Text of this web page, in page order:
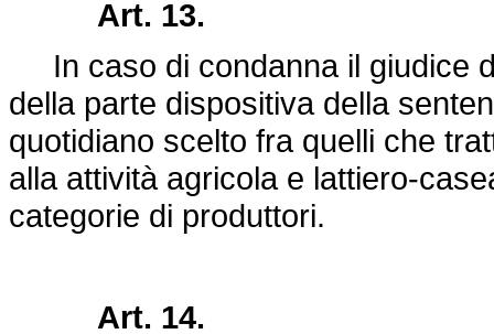
Art. 13.
In caso di condanna il giudice
della parte dispositiva della
quotidiano scelto fra quelli che
alla attività agricola e lattiero-
categorie di produttori.
Art. 14.